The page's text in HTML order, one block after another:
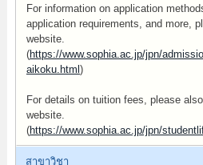
For information on application
application requirements, and more,
website.
(https://www.sophia.ac.jp/jpn/
aikoku.html )
For details on tuition fees, please
website.
(https://www.sophia.ac.jp/jpn/
สาขาวิชา